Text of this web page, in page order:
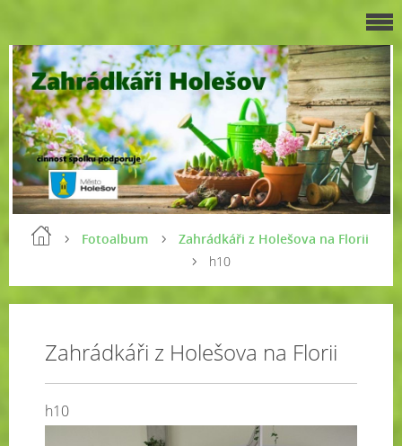
Fotoalbum
Zahrádkáři z Holešova na Florii
h10
Zahrádkáři z Holešova na Florii
h10